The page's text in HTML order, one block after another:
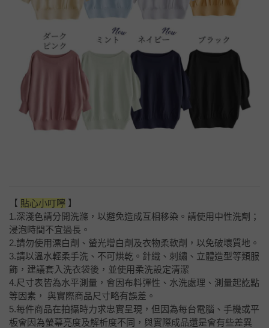
【 貼心小叮嚀 】
1.深淺色請分開洗滌，以避免造成互相移染。請使用中性洗劑；
浸泡時間不宜過長。
2.請勿使用漂白劑、螢光增白劑及衣物柔軟劑，以免破壞質地。
3.請以溫水輕柔手洗、不可烘乾。針織、刺繡、立體造型等類服
飾，建議套入洗衣袋後，並使用柔洗設定清潔
4.尺寸表皆為水平測量，會因布料彈性、水洗處理、測量起訖點
等因素， 與實際商品尺寸略有誤差。
5.每件商品在拍攝時力求忠實呈現，但因為每台電腦、手機或平
板會因為螢幕亮度及解析度不同，與實際成品還是會有些差異